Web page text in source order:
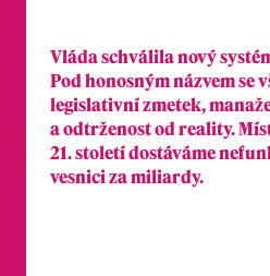
Vláda schválila nový
Pod honosným názvem se
legislativní zmetek,
a odtrženost od reality.
21. století dostáváme
vesnici za miliardy.